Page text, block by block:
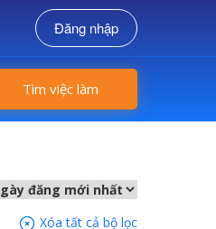
Đăng nhập
Tìm việc làm
Xóa tất cả bộ lọc